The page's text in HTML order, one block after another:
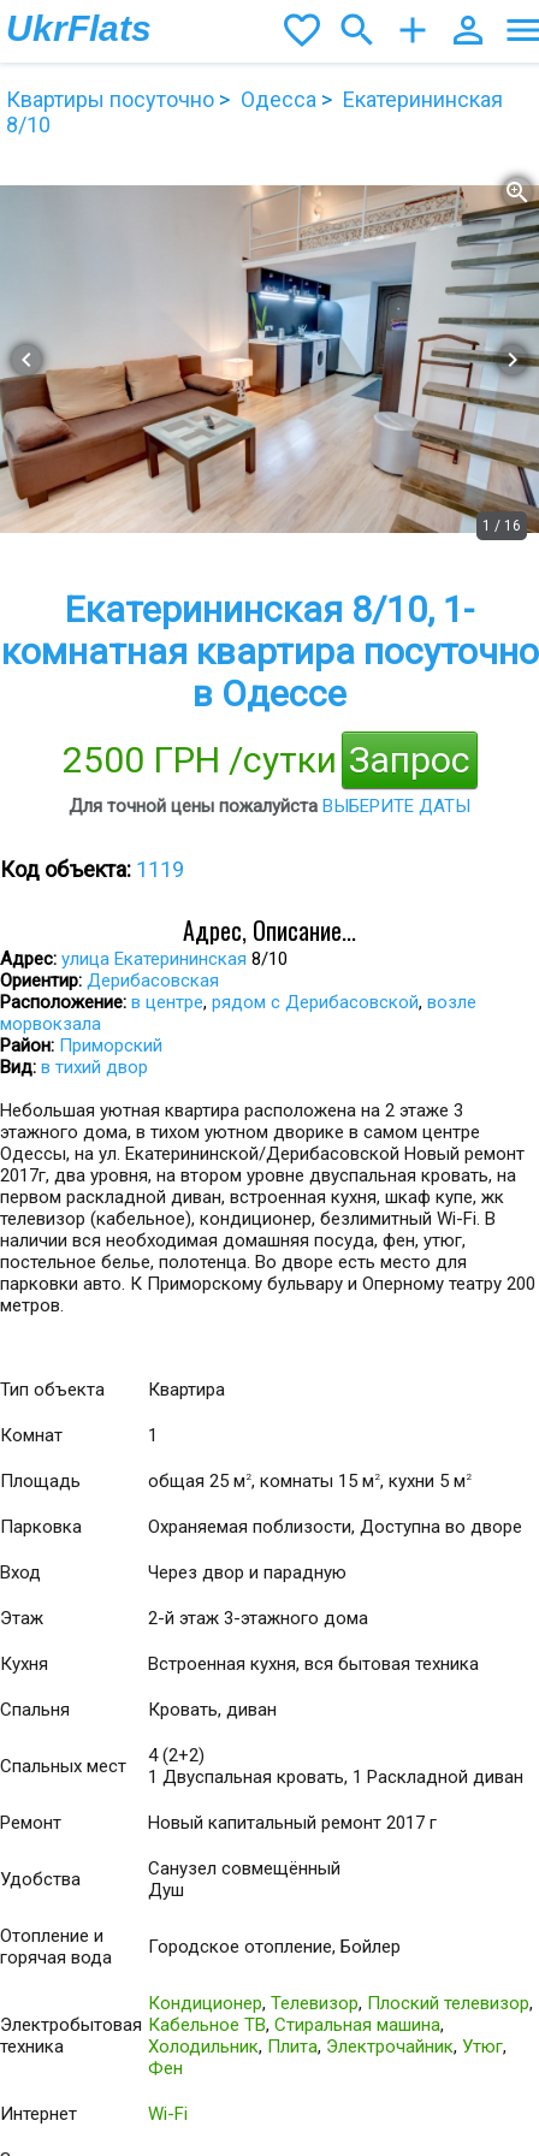
UkrFlats person_outline
add
search
favorite_border
Квартиры посуточно Одесса
Екатерининская
8/10
zoom_in
chevron_left chevron_right
1 / 16
Екатерининская 8/10, 1-
комнатная квартира посуточно
в Одессе
2500 ГРН /сутки Запрос
Для точной цены пожалуйста ВЫБЕРИТЕ ДАТЫ
Код объекта: 1119
Адрес, Описание...
Адрес: улица Екатерининская 8/10
Ориентир: Дерибасовская
Расположение: в центре, рядом с Дерибасовской, возле
морвокзала
Район: Приморский
Вид: в тихий двор
Небольшая уютная квартира расположена на 2 этаже 3
этажного дома, в тихом уютном дворике в самом центре
Одессы, на ул. Екатерининской/Дерибасовской Новый ремонт
2017г, два уровня, на втором уровне двуспальная кровать, на
первом раскладной диван, встроенная кухня, шкаф купе, жк
телевизор (кабельное), кондиционер, безлимитный Wi-Fi. В
наличии вся необходимая домашняя посуда, фен, утюг,
постельное белье, полотенца. Во дворе есть место для
парковки авто. К Приморскому бульвару и Оперному театру 200
метров.
Тип объекта Квартира
Комнат 1
Площадь общая 25 м 2, комнаты 15 м 2, кухни 5 м 2
Парковка Охраняемая поблизости, Доступна во дворе
Вход Через двор и парадную
Этаж 2-й этаж 3-этажного дома
Кухня Встроенная кухня, вся бытовая техника
Спальня Кровать, диван
Спальных мест
4 (2+2)
1 Двуспальная кровать, 1 Раскладной диван
Ремонт Новый капитальный ремонт 2017 г
Удобства
Санузел совмещённый
Душ
Отопление и
горячая вода
Городское отопление, Бойлер
Электробытовая
техника
Кондиционер, Телевизор, Плоский телевизор,
Кабельное ТВ, Стиральная машина,
Холодильник, Плита, Электрочайник, Утюг,
Фен
Интернет Wi-Fi